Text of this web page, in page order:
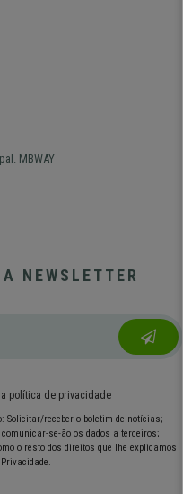
MBWAY
NEWSLETTER
a política de privacidade
Solicitar/receber o boletim de notícias;
se-ão os dados a terceiros;
o resto dos direitos que lhe explicamos